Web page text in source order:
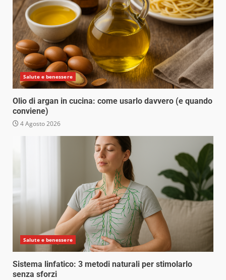
Salute e benessere
Olio di argan in cucina: come usarlo davvero (e quando
conviene)
4 Agosto 2026
Salute e benessere
Sistema linfatico: 3 metodi naturali per stimolarlo
senza sforzi